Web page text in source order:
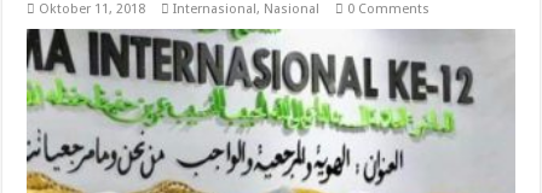
Oktober 11, 2018 Internasional, Nasional 0 Comments